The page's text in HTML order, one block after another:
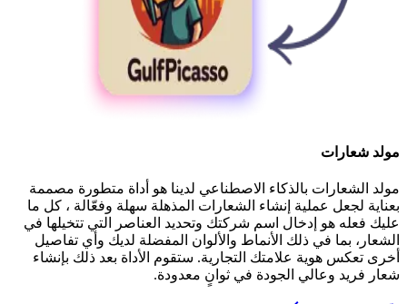
مولد شعارات
مولد الشعارات بالذكاء الاصطناعي لدينا هو أداة متطورة مصممة
بعناية لجعل عملية إنشاء الشعارات المذهلة سهلة وفعّالة ، كل ما
عليك فعله هو إدخال اسم شركتك وتحديد العناصر التي تتخيلها في
الشعار، بما في ذلك الأنماط والألوان المفضلة لديك وأي تفاصيل
أخرى تعكس هوية علامتك التجارية. ستقوم الأداة بعد ذلك بإنشاء
شعار فريد وعالي الجودة في ثوانٍ معدودة.